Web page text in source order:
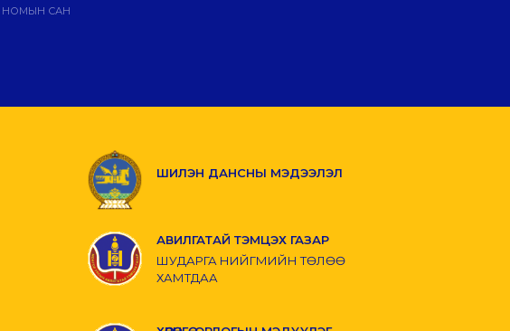
НОМЫН САН
ШИЛЭН ДАНСНЫ МЭДЭЭЛЭЛ
АВИЛГАТАЙ ТЭМЦЭХ ГАЗАР
ШУДАРГА НИЙГМИЙН ТӨЛӨӨ
ХАМТДАА